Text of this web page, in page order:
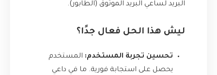
البريد لساعي البريد الموثوق (الطابور).
ليش هذا الحل فعال جدًا؟
تحسين تجربة المستخدم: المستخدم
يحصل على استجابة فورية. ما في داعي